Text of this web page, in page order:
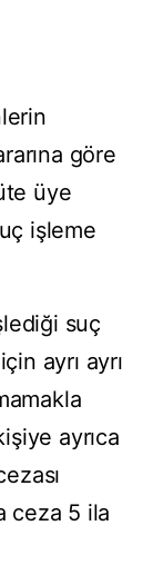
göre
üye
işleme
suç
ayrı ayrı
ayrıca
ceza 5 ila